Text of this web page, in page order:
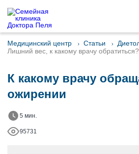
Медицинский центр Статьи
Лишний вес, к какому врачу обратиться?
К какому врачу
ожирении
5 мин.
95731